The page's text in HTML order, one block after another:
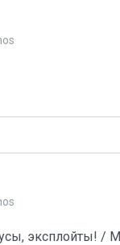
эксплойты! /